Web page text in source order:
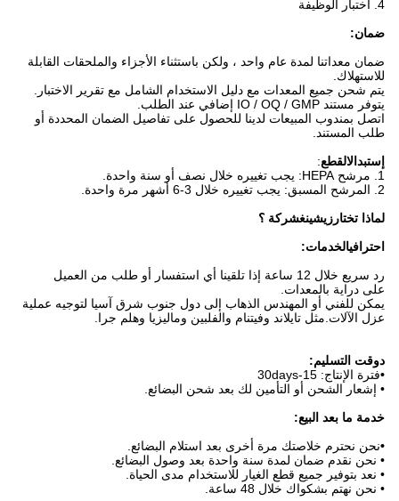
4. اختبار الوظيفة
ضمان:
ضمان معداتنا لمدة عام واحد ، ولكن باستثناء الأجزاء والملحقات القابلة
للاستهلاك.
يتم شحن جميع المعدات مع دليل الاستخدام الشامل مع تقرير الاختبار.
يتوفر مستند IO / OQ / GMP إضافي عند الطلب.
اتصل بمندوب المبيعات لدينا للحصول على تفاصيل الضمان المحددة أو
طلب المستند.
إستبدالالقطع:
1. مرشح HEPA: يجب تغييره خلال نصف أو سنة واحدة.
2. المرشح المسبق: يجب تغييره خلال 3-6 أشهر مرة واحدة.
لماذا تختار زيشينغشركة ؟
احترافيالخدمات:
رد سريع خلال 12 ساعة إذا تلقينا أي استفسار أو طلب من العميل
على دراية بالمعدات.
يمكن للفني أو المهندس الذهاب إلى دول جنوب شرق آسيا لتوجيه عملية
عزل الآلات.مثل تايلاند وفيتنام والفلبين وماليزيا وهلم جرا.
دوقت التسليم:
•فترة الإنتاج: 15-30days
• إشعار الشحن أو التأمين لك بعد شحن البضائع.
خدمة ما بعد البيع:
•نحن نحترم خلاصتك مرة أخرى بعد استلام البضائع.
• نحن نقدم ضمان لمدة سنة واحدة بعد وصول البضائع.
• نعد بتوفير جميع قطع الغيار للاستخدام مدى الحياة.
• نحن نهتم بشكواك خلال 48 ساعة.